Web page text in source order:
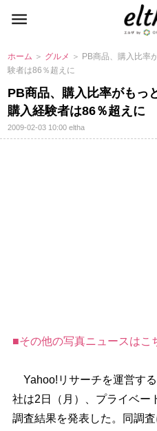
ホーム ＞ グルメ ＞ PB商品、購入比率
験者は86％超えに
PB商品、購入比率がもっ
購入経験者は86％超えに
2009-02-03 10:00eltha
■その他の写真ニュースはこ
Yahoo!リサーチを運営す
社は2日（月）、プライベー
調査結果を発表した。同調